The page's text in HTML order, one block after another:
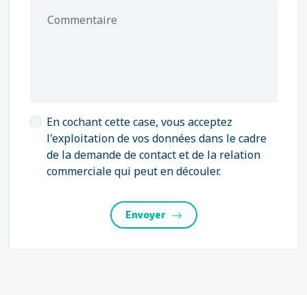
Commentaire
En cochant cette case, vous acceptez
l'exploitation de vos données dans le cadre
de la demande de contact et de la relation
commerciale qui peut en découler.
Envoyer